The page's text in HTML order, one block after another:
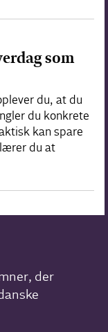
som
du, at du
du konkrete
kan spare
du at
der